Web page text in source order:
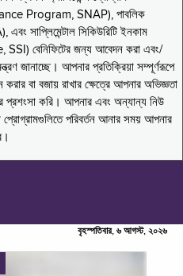
Program, SNAP), পাবলিক
সাপ্লিমেন্টাল সিকিউরিটি ইনকাম
বেনিফিটের জন্য আবেদন করা এবং/
জানাচ্ছে। আপনার প্রতিক্রিয়া সম্পূর্ণরূপে
বা বজায় রাখার ক্ষেত্রে আপনার অভিজ্ঞতা
প্রশংসা করি। আপনার এবং অন্যান্য নিউ
পরিবর্তন আনার সময় আপনার
বৃহস্পতিবার, ৬ আগস্ট, ২০২৬